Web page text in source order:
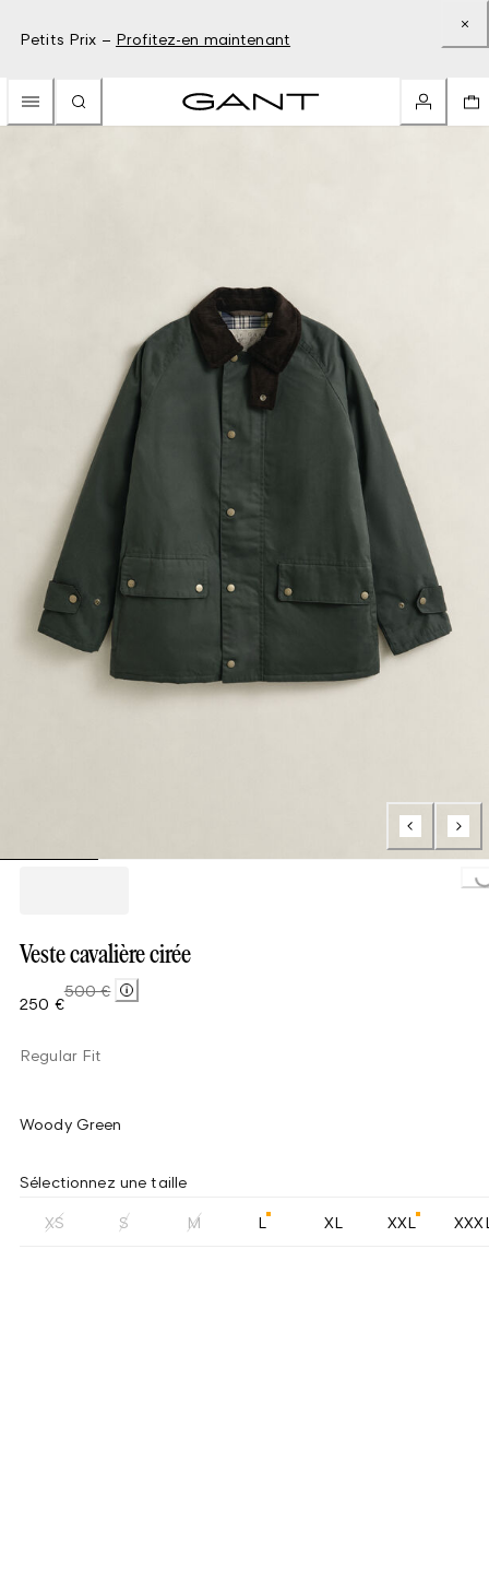
Petits Prix – Profitez-en maintenant
Veste cavalière cirée
250 €
500 €
Regular Fit
Woody Green
Sélectionnez une taille
XS S M L XL XXL